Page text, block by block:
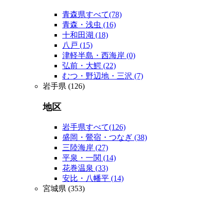
青森県すべて(78)
青森・浅虫 (16)
十和田湖 (18)
八戸 (15)
津軽半島・西海岸 (0)
弘前・大鰐 (22)
むつ・野辺地・三沢 (7)
岩手県 (126)
地区
岩手県すべて(126)
盛岡・鶯宿・つなぎ (38)
三陸海岸 (27)
平泉・一関 (14)
花巻温泉 (33)
安比・八幡平 (14)
宮城県 (353)